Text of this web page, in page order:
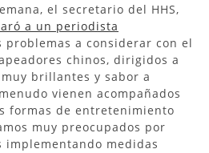
el secretario del HHS,
a un periodista
problemas a considerar con el
chinos, dirigidos a
brillantes y sabor a
vienen acompañados
formas de entretenimiento
muy preocupados por
implementando medidas